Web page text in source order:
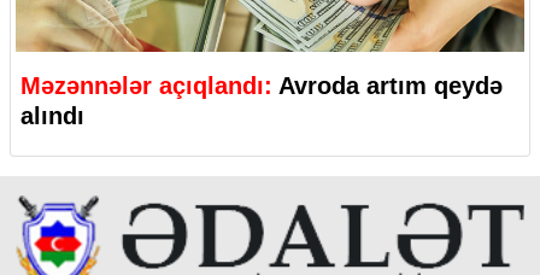
Məzənnələr açıqlandı: Avroda artım qeydə
alındı